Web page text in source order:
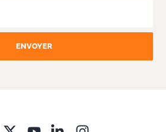
ENVOYER